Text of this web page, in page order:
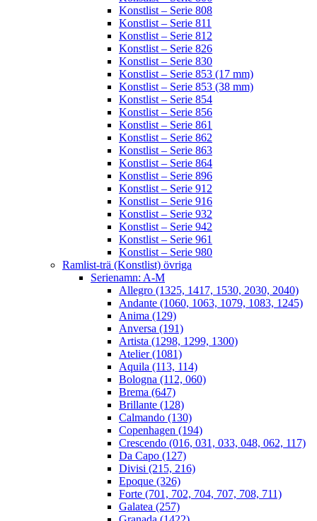
Konstlist – Serie 808
Konstlist – Serie 811
Konstlist – Serie 812
Konstlist – Serie 826
Konstlist – Serie 830
Konstlist – Serie 853 (17 mm)
Konstlist – Serie 853 (38 mm)
Konstlist – Serie 854
Konstlist – Serie 856
Konstlist – Serie 861
Konstlist – Serie 862
Konstlist – Serie 863
Konstlist – Serie 864
Konstlist – Serie 896
Konstlist – Serie 912
Konstlist – Serie 916
Konstlist – Serie 932
Konstlist – Serie 942
Konstlist – Serie 961
Konstlist – Serie 980
Ramlist-trä (Konstlist) övriga
Serienamn: A-M
Allegro (1325, 1417, 1530, 2030, 2040)
Andante (1060, 1063, 1079, 1083, 1245)
Anima (129)
Anversa (191)
Artista (1298, 1299, 1300)
Atelier (1081)
Aquila (113, 114)
Bologna (112, 060)
Brema (647)
Brillante (128)
Calmando (130)
Copenhagen (194)
Crescendo (016, 031, 033, 048, 062, 117)
Da Capo (127)
Divisi (215, 216)
Epoque (326)
Forte (701, 702, 704, 707, 708, 711)
Galatea (257)